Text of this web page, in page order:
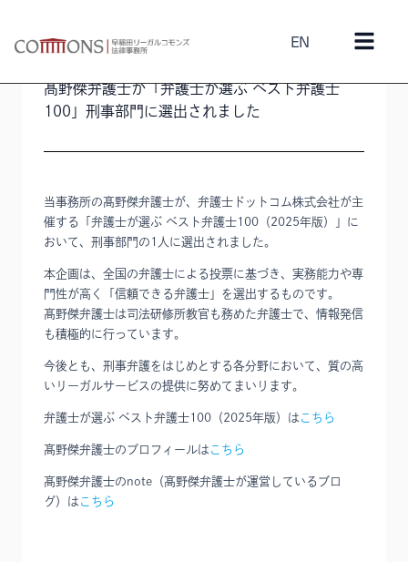
EN
2026年3月25日 メディア
髙野傑弁護士が「弁護士が選ぶ ベスト弁護士
100」刑事部門に選出されました
当事務所の髙野傑弁護士が、弁護士ドットコム株式会社が主
催する「弁護士が選ぶ ベスト弁護士100（2025年版）」に
おいて、刑事部門の1人に選出されました。
本企画は、全国の弁護士による投票に基づき、実務能力や専
門性が高く「信頼できる弁護士」を選出するものです。
髙野傑弁護士は司法研修所教官も務めた弁護士で、情報発信
も積極的に行っています。
今後とも、刑事弁護をはじめとする各分野において、質の高
いリーガルサービスの提供に努めてまいります。
弁護士が選ぶ ベスト弁護士100（2025年版）は こちら
髙野傑弁護士のプロフィールは こちら
髙野傑弁護士のnote（髙野傑弁護士が運営しているブロ
グ）は こちら